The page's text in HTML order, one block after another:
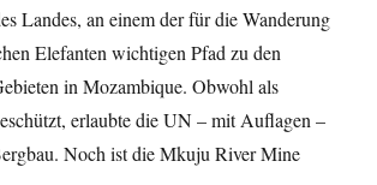
Landes, an einem der für die Wanderung
Elefanten wichtigen Pfad zu den
in Mozambique. Obwohl als
erlaubte die UN – mit Auflagen –
Noch ist die Mkuju River Mine